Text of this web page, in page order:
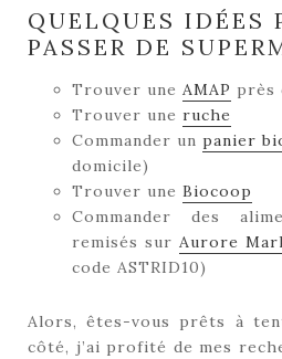
QUELQUES IDÉES
PASSER DE
Trouver une AMAP près
Trouver une ruche
Commander un panier
domicile)
Trouver une Biocoop
Commander des
remisés surAurore
code ASTRID10)
Alors, êtes-vous prêts à
côté, j’ai profité de mes